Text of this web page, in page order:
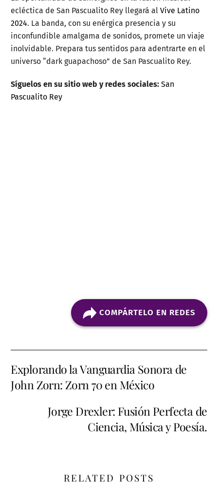
ecléctica de San Pascualito Rey llegará alVive Latino
2024. La banda, con su enérgica presencia y su
inconfundible amalgama de sonidos, promete un viaje
inolvidable. Prepara tus sentidos para adentrarte en el
universo “dark guapachoso” de San Pascualito Rey.
Síguelos en su sitio web y redes sociales: San
Pascualito Rey
COMPÁRTELO EN REDES
Explorando la Vanguardia Sonora de
John Zorn: Zorn 70 en México
Jorge Drexler: Fusión Perfecta de
Ciencia, Música y Poesía.
RELATED POSTS